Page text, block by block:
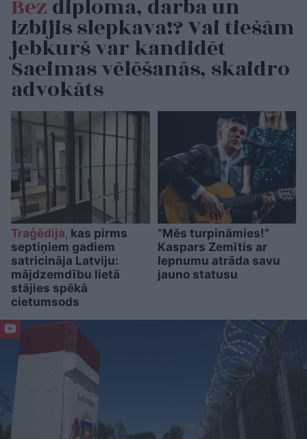
Bezdiploma, darba un
izbijis slepkava!? Vai tiešām
jebkurš var kandidēt
Saeimas vēlēšanās, skaidro
advokāts
Traģēdija, kas pirms
septiņiem gadiem
satricināja Latviju:
mājdzemdību lietā
stājies spēkā
cietumsods
“Mēs turpināmies!”
Kaspars Zemītis ar
lepnumu atrāda savu
jauno statusu